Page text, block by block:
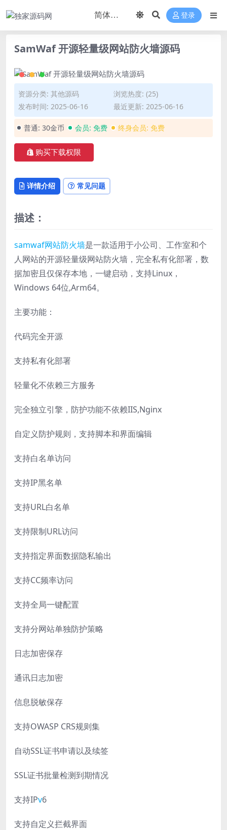
登录
SamWaf 开源轻量级网站防火墙源码
资源分类: 其他源码
浏览热度: (25)
发布时间: 2025-06-16
最近更新: 2025-06-16
普通: 30金币 会员: 免费 终身会员: 免费
购买下载权限
详情介绍 常见问题
描述：
samwaf网站防火墙是一款适用于小公司、工作室和个
人网站的开源轻量级网站防火墙，完全私有化部署，数
据加密且仅保存本地，一键启动，支持Linux，
Windows 64位,Arm64。
主要功能：
代码完全开源
支持私有化部署
轻量化不依赖三方服务
完全独立引擎，防护功能不依赖IIS,Nginx
自定义防护规则，支持脚本和界面编辑
支持白名单访问
支持IP黑名单
支持URL白名单
支持限制URL访问
支持指定界面数据隐私输出
支持CC频率访问
支持全局一键配置
支持分网站单独防护策略
日志加密保存
通讯日志加密
信息脱敏保存
支持OWASP CRS规则集
自动SSL证书申请以及续签
SSL证书批量检测到期情况
支持IPv6
支持自定义拦截界面